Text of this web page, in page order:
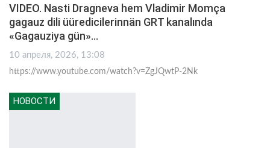
VIDEO. Nasti Dragneva hem Vladimir Momça
gagauz dili üüredicilerinnän GRT kanalında
«Gagauziya gün»…
10 апреля, 2026, 13:08
https://www.youtube.com/watch?v=ZgJQwtP-2Nk
НОВОСТИ